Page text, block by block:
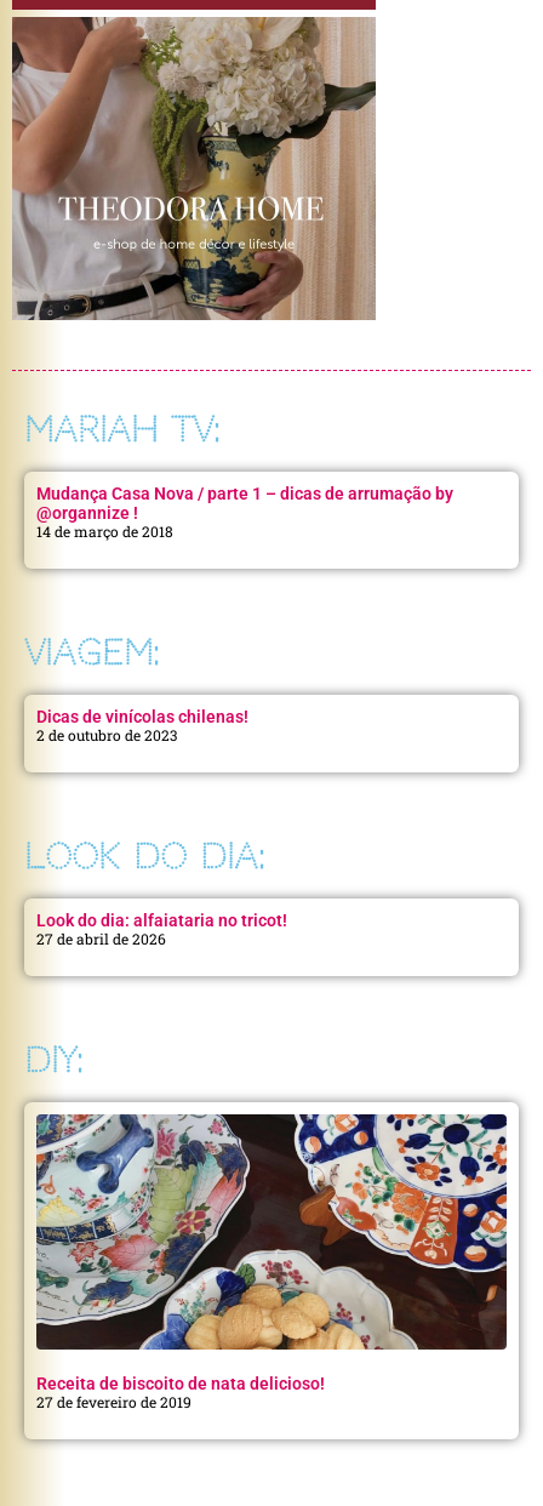
MARIAH TV:
Mudança Casa Nova / parte 1 – dicas de arrumação by
@organnize !
14 de março de 2018
VIAGEM:
Dicas de vinícolas chilenas!
2 de outubro de 2023
LOOK DO DIA:
Look do dia: alfaiataria no tricot!
27 de abril de 2026
DIY:
Receita de biscoito de nata delicioso!
27 de fevereiro de 2019